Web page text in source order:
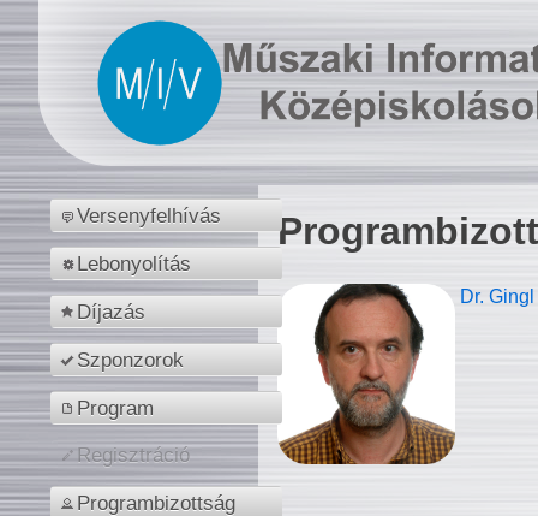
Versenyfelhívás
Lebonyolítás
Díjazás
Szponzorok
Program
Regisztráció
Programbizottság
Dr.